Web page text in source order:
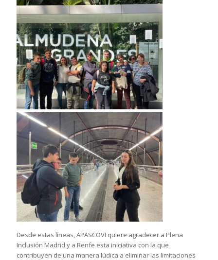
Desde estas líneas, APASCOVI quiere agradecer a Plena
Inclusión Madrid y a Renfe esta iniciativa con la que
contribuyen de una manera lúdica a eliminar las limitaciones